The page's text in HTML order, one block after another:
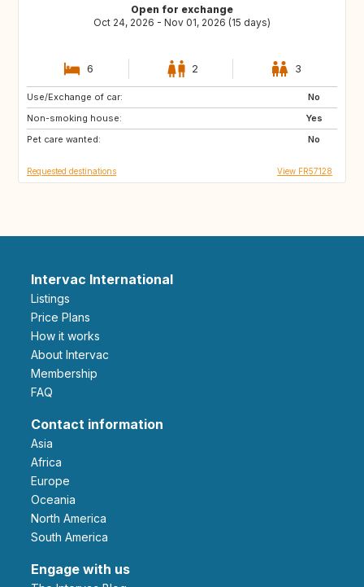
Open for exchange
Oct 24, 2026 - Nov 01, 2026 (15 days)
6 2 3
Use/Exchange of car:
No
Non-smoking house:
Yes
Pet care wanted:
No
IT
SE
DE
Requested destinations View FR57128
Intervac International
Listings
Price Plans
How it works
About Intervac
Membership
FAQ
Contact information
Asia
Africa
Europe
Oceania
North America
South America
Engage with us